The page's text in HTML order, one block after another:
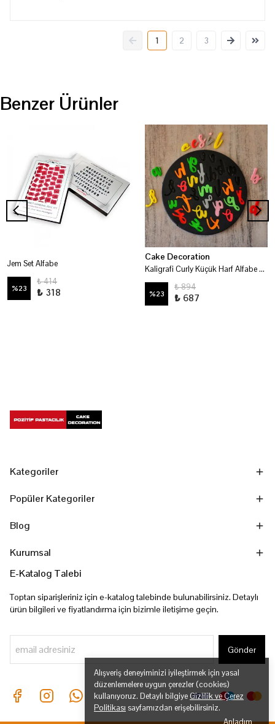
Alışveriş deneyiminizi iyileştirmek için yasal
düzenlemelere uygun çerezler (cookies)
kullanıyoruz. Detaylı bilgiye Gizlilik ve Çerez
Politikası sayfamızdan erişebilirsiniz.
Anladım
1 2 3
Benzer Ürünler
Jem Set Alfabe
%23
₺ 414
₺ 318
Cake Decoration
Kaligrafi Curly Küçük Harf Alfabe Modelleme Kalıbı
%23
₺ 894
₺ 687
Kategoriler
Popüler Kategoriler
Blog
Kurumsal
E-Katalog Talebi
Toptan siparişleriniz için e-katalog talebinde bulunabilirsiniz. Detaylı
ürün bilgileri ve fiyatlandırma için bizimle iletişime geçin.
Gönder